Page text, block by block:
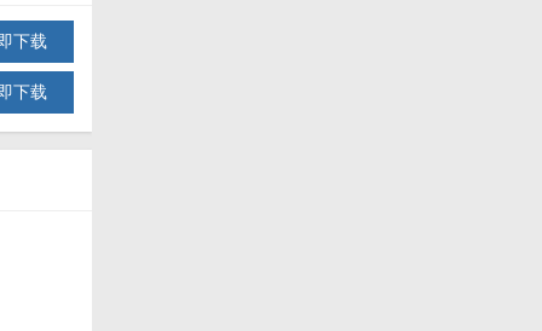
下载
下载